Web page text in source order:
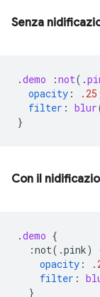
Senza
.demo :not( .
opacity : .25
filter : blur
}
Con il
.demo {
:not(.pink)
opacity :
filter :
}